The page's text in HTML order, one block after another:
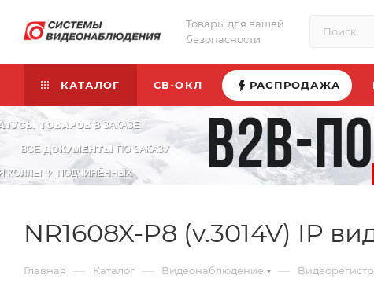
Товары для вашей
безопасности
КАТАЛОГ СВ-ОКЛ РАСПРОДАЖА
NR1608X-P8 (v.3014V) IP
Главная — Каталог — Видеонаблюдение —